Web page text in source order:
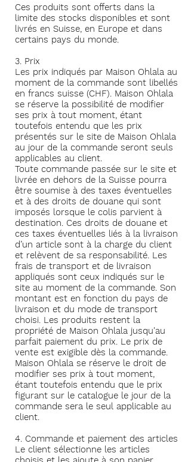
Ces produits sont offerts dans la
limite des stocks disponibles et sont
livrés en Suisse, en Europe et dans
certains pays du monde.
3. Prix
Les prix indiqués par Maison Ohlala au
moment de la commande sont libellés
en francs suisse (CHF). Maison Ohlala
se réserve la possibilité de modifier
ses prix à tout moment, étant
toutefois entendu que les prix
présentés sur le site de Maison Ohlala
au jour de la commande seront seuls
applicables au client.
Toute commande passée sur le site et
livrée en dehors de la Suisse pourra
être soumise à des taxes éventuelles
et à des droits de douane qui sont
imposés lorsque le colis parvient à
destination. Ces droits de douane et
ces taxes éventuelles liés à la livraison
d’un article sont à la charge du client
et relèvent de sa responsabilité. Les
frais de transport et de livraison
appliqués sont ceux indiqués sur le
site au moment de la commande. Son
montant est en fonction du pays de
livraison et du mode de transport
choisi. Les produits restent la
propriété de Maison Ohlala jusqu'au
parfait paiement du prix. Le prix de
vente est exigible dès la commande.
Maison Ohlala se réserve le droit de
modifier ses prix à tout moment,
étant toutefois entendu que le prix
figurant sur le catalogue le jour de la
commande sera le seul applicable au
client.
4. Commande et paiement des articles
Le client sélectionne les articles